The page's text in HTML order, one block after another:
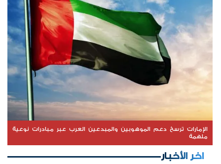
الإمارات ترسخ دعم الموهوبين والمبدعين العرب عبر مبادرات نوعية
ملهمة
اخر الأخبار